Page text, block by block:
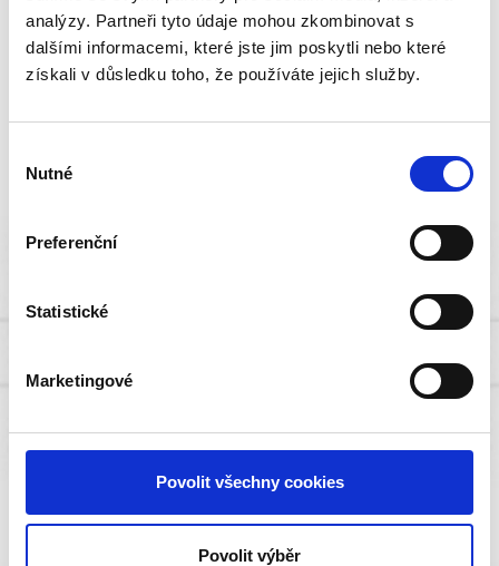
analýzy. Partneři tyto údaje mohou zkombinovat s
dalšími informacemi, které jste jim poskytli nebo které
získali v důsledku toho, že používáte jejich služby.
souhlasu
Nutné
Preferenční
Statistické
Marketingové
Povolit všechny cookies
Povolit výběr
Hydraulický hever HRZ-4-550S
vybavení k letounu L 410 pro Aircraft industries a.s.
V roce 2019 jsme dodali již pětistý vyrobený kus.
Elektro hydraulická zvedací
souprava s přesnou polohou
válců